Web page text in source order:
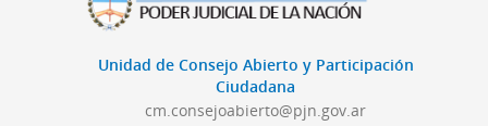
Unidad de Consejo Abierto y Participación
Ciudadana
cm.consejoabierto@pjn.gov.ar